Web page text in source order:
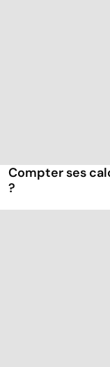
Compter ses
?